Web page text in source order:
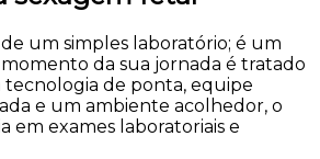
um simples laboratório; é um
da sua jornada é tratado
tecnologia de ponta, equipe
e um ambiente acolhedor, o
em exames laboratoriais e